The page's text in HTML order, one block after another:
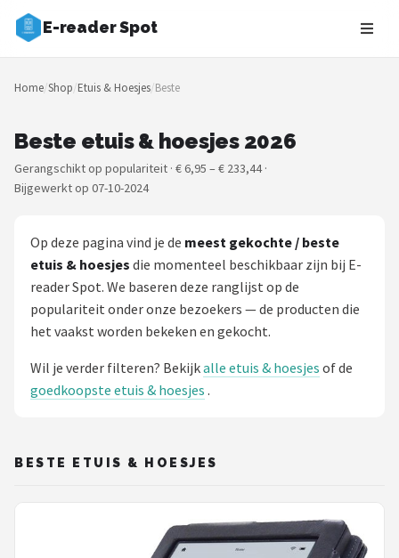
E-reader Spot
Zoeken
NAVIGATIE
Merken
Auteurs
E-readers
POPULAIRE MERKEN
BROTECT
Home/Shop/Etuis & Hoesjes/Beste
Beste etuis & hoesjes 2026
Gerangschikt op populariteit · € 6,95 – € 233,44 ·
Bijgewerkt op 07-10-2024
Op deze pagina vind je de meest gekochte / beste
etuis & hoesjes die momenteel beschikbaar zijn bij E-
reader Spot. We baseren deze ranglijst op de
populariteit onder onze bezoekers — de producten die
het vaakst worden bekeken en gekocht.
Wil je verder filteren? Bekijkalle etuis & hoesjes of de
goedkoopste etuis & hoesjes .
BESTE ETUIS & HOESJES